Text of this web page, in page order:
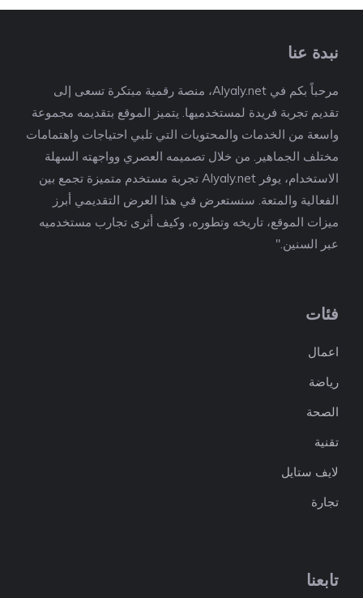
نبدة عنا
مرحباً بكم في Alyaly.net، منصة رقمية مبتكرة تسعى إلى
تقديم تجربة فريدة لمستخدميها. يتميز الموقع بتقديمه مجموعة
واسعة من الخدمات والمحتويات التي تلبي احتياجات واهتمامات
مختلف الجماهير. من خلال تصميمه العصري وواجهته السهلة
الاستخدام، يوفر Alyaly.net تجربة مستخدم متميزة تجمع بين
الفعالية والمتعة. سنستعرض في هذا العرض التقديمي أبرز
ميزات الموقع، تاريخه وتطوره، وكيف أثرى تجارب مستخدميه
عبر السنين."
فئات
اعمال
رياضة
الصحة
تقنية
لايف ستايل
تجارة
تابعنا